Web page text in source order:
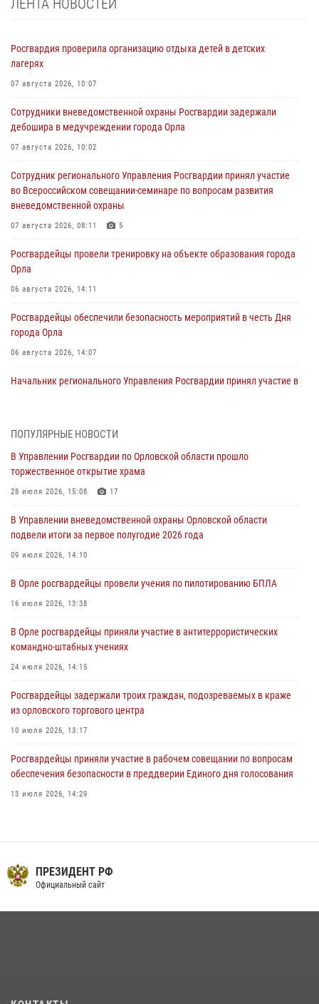
Росгвардия проверила организацию отдыха детей в детских
лагерях
07 августа 2026, 10:07
Сотрудники вневедомственной охраны Росгвардии задержали
дебошира в медучреждении города Орла
07 августа 2026, 10:02
Сотрудник регионального Управления Росгвардии принял участие
во Всероссийском совещании-семинаре по вопросам развития
вневедомственной охраны
07 августа 2026, 08:11 5
Росгвардейцы провели тренировку на объекте образования города
Орла
06 августа 2026, 14:11
Росгвардейцы обеспечили безопасность мероприятий в честь Дня
города Орла
06 августа 2026, 14:07
Начальник регионального Управления Росгвардии принял участие в
первое полугодие
05 августа 2026, 13:12
совершении противоправных действий
04 августа 2026, 14:21
04 августа 2026, 14:06
предоставлении госуслуг
03 августа 2026, 14:30
ПОПУЛЯРНЫЕ НОВОСТИ
В Управлении Росгвардии по Орловской области прошло
торжественное открытие храма
28 июля 2026, 15:08 17
В Управлении вневедомственной охраны Орловской области
подвели итоги за первое полугодие 2026 года
09 июля 2026, 14:10
В Орле росгвардейцы провели учения по пилотированию БПЛА
16 июля 2026, 13:38
В Орле росгвардейцы приняли участие в антитеррористических
командно-штабных учениях
24 июля 2026, 14:15
Росгвардейцы задержали троих граждан, подозреваемых в краже
из орловского торгового центра
10 июля 2026, 13:17
Росгвардейцы приняли участие в рабочем совещании по вопросам
обеспечения безопасности в преддверии Единого дня голосования
13 июля 2026, 14:29
30 июля 2026, 14:27
На брифинге росгвардейцы рассказали орловцам об изменениях в
законодательстве, регулирующем оборот оружия
ПРЕЗИДЕНТ РФ
Официальный сайт